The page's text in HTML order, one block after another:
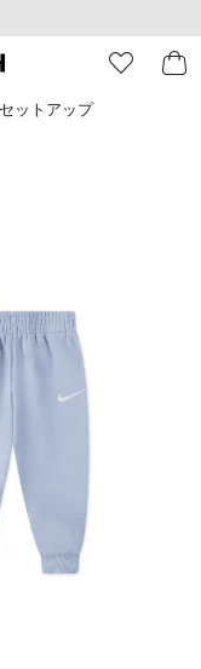
セットアップ